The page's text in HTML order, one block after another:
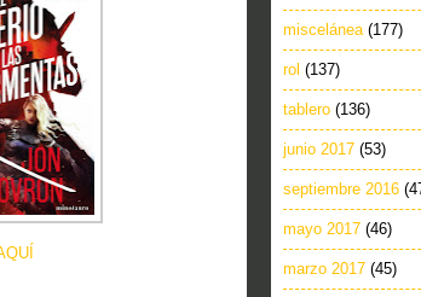
miscelánea (177)
rol (137)
tablero (136)
junio 2017 (53)
septiembre 2016
mayo 2017 (46)
marzo 2017 (45)